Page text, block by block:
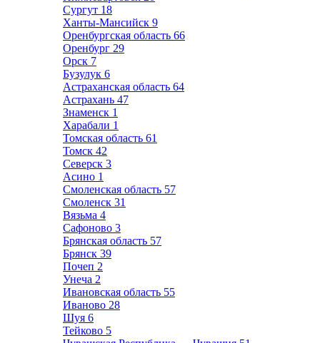
Сургут 18
Ханты-Мансийск 9
Оренбургская область 66
Оренбург 29
Орск 7
Бузулук 6
Астраханская область 64
Астрахань 47
Знаменск 1
Харабали 1
Томская область 61
Томск 42
Северск 3
Асино 1
Смоленская область 57
Смоленск 31
Вязьма 4
Сафоново 3
Брянская область 57
Брянск 39
Почеп 2
Унеча 2
Ивановская область 55
Иваново 28
Шуя 6
Тейково 5